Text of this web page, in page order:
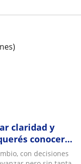
claridad y
conocer
escribirme y
con decisiones